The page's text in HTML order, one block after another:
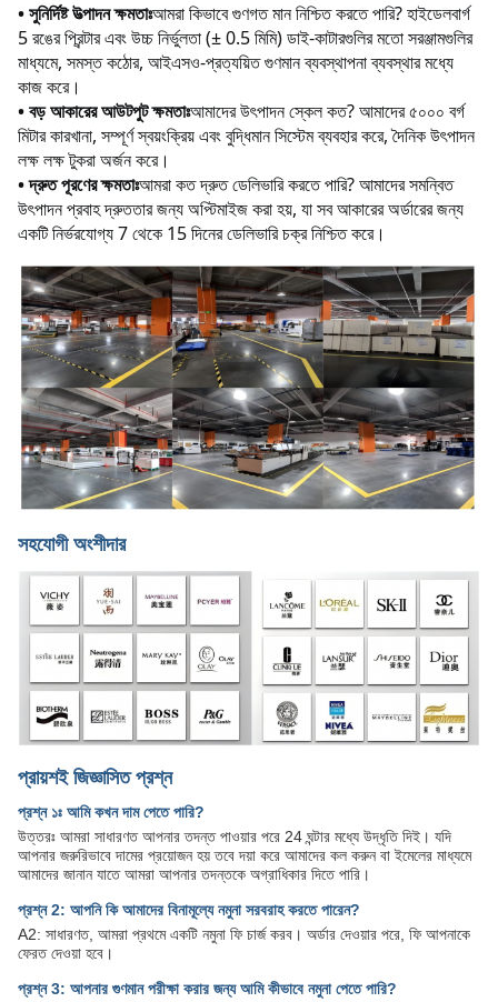
• সুনির্দিষ্ট উত্পাদন ক্ষমতাঃআমরা কিভাবে গুণগত মান নিশ্চিত করতে পারি? হাইডেলবার্গ
5 রঙের প্রিন্টার এবং উচ্চ নির্ভুলতা (± 0.5 মিমি) ডাই-কাটারগুলির মতো সরঞ্জামগুলির
মাধ্যমে, সমস্ত কঠোর, আইএসও-প্রত্যয়িত গুণমান ব্যবস্থাপনা ব্যবস্থার মধ্যে
কাজ করে।
• বড় আকারের আউটপুট ক্ষমতাঃআমাদের উৎপাদন স্কেল কত? আমাদের ৫০০০ বর্গ
মিটার কারখানা, সম্পূর্ণ স্বয়ংক্রিয় এবং বুদ্ধিমান সিস্টেম ব্যবহার করে, দৈনিক উৎপাদন
লক্ষ লক্ষ টুকরা অর্জন করে।
• দ্রুত পূরণের ক্ষমতাঃআমরা কত দ্রুত ডেলিভারি করতে পারি? আমাদের সমন্বিত
উৎপাদন প্রবাহ দ্রুততার জন্য অপ্টিমাইজ করা হয়, যা সব আকারের অর্ডারের জন্য
একটি নির্ভরযোগ্য 7 থেকে 15 দিনের ডেলিভারি চক্র নিশ্চিত করে।
সহযোগী অংশীদার
প্রায়শই জিজ্ঞাসিত প্রশ্ন
প্রশ্ন ১ঃ আমি কখন দাম পেতে পারি?
উত্তরঃ আমরা সাধারণত আপনার তদন্ত পাওয়ার পরে 24 ঘন্টার মধ্যে উদ্ধৃতি দিই। যদি
আপনার জরুরিভাবে দামের প্রয়োজন হয় তবে দয়া করে আমাদের কল করুন বা ইমেলের মাধ্যমে
আমাদের জানান যাতে আমরা আপনার তদন্তকে অগ্রাধিকার দিতে পারি।
প্রশ্ন 2: আপনি কি আমাদের বিনামূল্যে নমুনা সরবরাহ করতে পারেন?
A2: সাধারণত, আমরা প্রথমে একটি নমুনা ফি চার্জ করব। অর্ডার দেওয়ার পরে, ফি আপনাকে
ফেরত দেওয়া হবে।
প্রশ্ন 3: আপনার গুণমান পরীক্ষা করার জন্য আমি কীভাবে নমুনা পেতে পারি?